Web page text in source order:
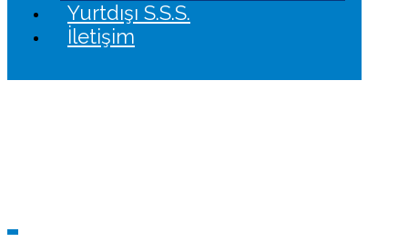
Yurtdışı S.S.S.
İletişim